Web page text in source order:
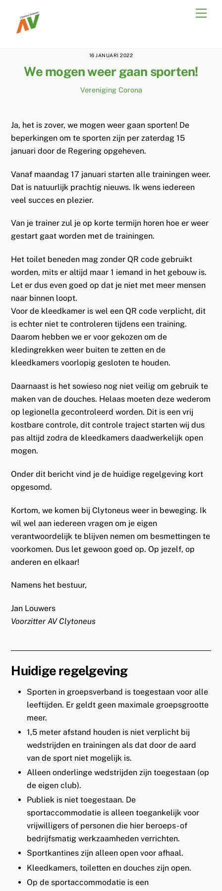
content
16 JANUARI 2022
We mogen weer gaan sporten!
Vereniging Corona
Ja, het is zover, we mogen weer gaan sporten! De
beperkingen om te sporten zijn per zaterdag 15
januari door de Regering opgeheven.
Vanaf maandag 17 januari starten alle trainingen weer.
Dat is natuurlijk prachtig nieuws. Ik wens iedereen
veel succes en plezier.
Van je trainer zul je op korte termijn horen hoe er weer
gestart gaat worden met de trainingen.
Het toilet beneden mag zonder QR code gebruikt
worden, mits er altijd maar 1 iemand in het gebouw is.
Let er dus even goed op dat je niet met meer mensen
naar binnen loopt.
Voor de kleedkamer is wel een QR code verplicht, dit
is echter niet te controleren tijdens een training.
Daarom hebben we er voor gekozen om de
kledingrekken weer buiten te zetten en de
kleedkamers voorlopig gesloten te houden.
Daarnaast is het sowieso nog niet veilig om gebruik te
maken van de douches. Helaas moeten deze wederom
op legionella gecontroleerd worden. Dit is een vrij
kostbare controle, dit controle traject starten wij dus
pas altijd zodra de kleedkamers daadwerkelijk open
mogen.
Onder dit bericht vind je de huidige regelgeving kort
opgesomd.
Kortom, we komen bij Clytoneus weer in beweging. Ik
wil wel aan iedereen vragen om je eigen
verantwoordelijk te blijven nemen om besmettingen te
voorkomen. Dus let gewoon goed op. Op jezelf, op
anderen en elkaar!
Namens het bestuur,
Jan Louwers
Voorzitter AV Clytoneus
Huidige regelgeving
Sporten in groepsverband is toegestaan voor alle
leeftijden. Er geldt geen maximale groepsgrootte
meer.
1,5 meter afstand houden is niet verplicht bij
wedstrijden en trainingen als dat door de aard
van de sport niet mogelijk is.
Alleen onderlinge wedstrijden zijn toegestaan (op
de eigen club).
Publiek is niet toegestaan. De
sportaccommodatie is alleen toegankelijk voor
vrijwilligers of personen die hier beroeps- of
bedrijfsmatig werkzaamheden verrichten.
Sportkantines zijn alleen open voor afhaal.
Kleedkamers, toiletten en douches zijn open.
Op de sportaccommodatie is een